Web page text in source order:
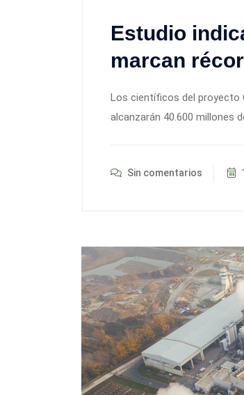
Estudio
marcan
Los científicos del proyecto
alcanzarán 40.600 millones
Sin comentarios